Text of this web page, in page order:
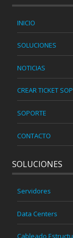
INICIO
SOLUCIONES
NOTICIAS
CREAR TICKET
SOPORTE
CONTACTO
SOLUCIONES
Servidores
Data Centers
Cableado